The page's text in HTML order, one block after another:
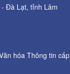
Đà Lạt, tỉnh Lâm
hóa Thông tin cấp